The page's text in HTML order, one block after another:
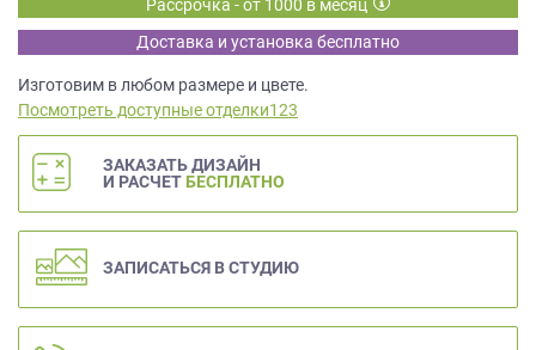
Рассрочка - от 1000 в месяц
Доставка и установка бесплатно
Изготовим в любом размере и цвете.
Посмотреть доступные отделки123
ЗАКАЗАТЬ ДИЗАЙН
И РАСЧЕТ БЕСПЛАТНО
ЗАПИСАТЬСЯ В СТУДИЮ